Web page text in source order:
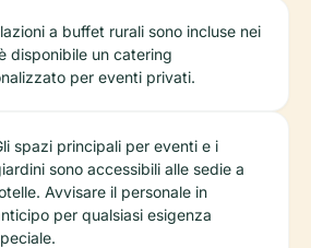
a buffet rurali sono incluse nei
disponibile un catering
per eventi privati.
spazi principali per eventi e i
sono accessibili alle sedie a
Avvisare il personale in
per qualsiasi esigenza